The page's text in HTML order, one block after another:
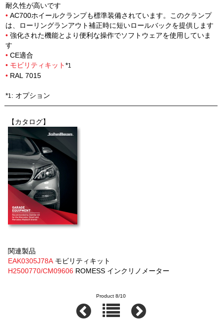
耐久性が高いです
• AC700ホイールクランプも標準装備されています。このクランプ
は、ローリングランアウト補正時に短いロールバックを提供します
• 強化された機能とより便利な操作でソフトウェアを使用していま
す
• CE適合
• モビリティキット*1
• RAL 7015
*1 : オプション
【カタログ】
関連製品
EAK0305J78Aモビリティキット
H2500770/CM09606 ROMESS インクリノメーター
Product 8/10